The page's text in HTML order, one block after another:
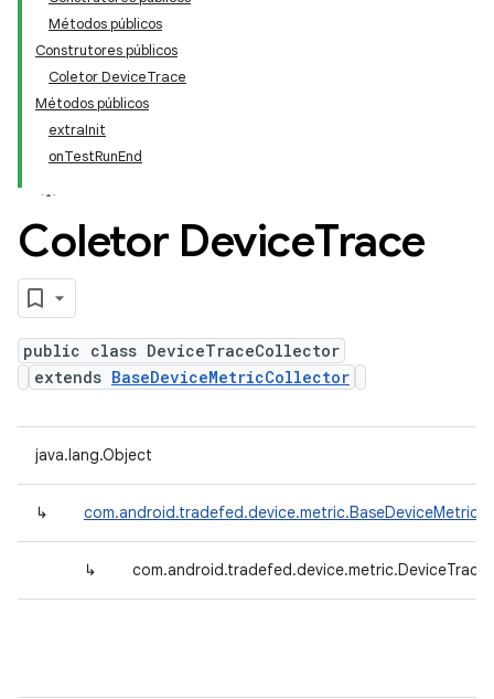
Métodos públicos
Construtores públicos
Coletor DeviceTrace
Métodos públicos
extraInit
onTestRunEnd
Coletor DeviceTrace
public class DeviceTraceCollector
extends BaseDeviceMetricCollector
java.lang.Object
↳
↳